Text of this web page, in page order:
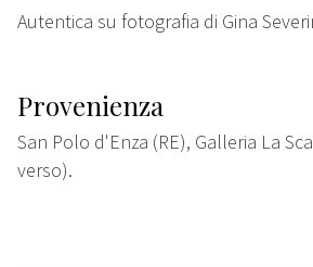
Autentica su fotografia di Gina
Provenienza
San Polo d'Enza (RE), Galleria La
verso).